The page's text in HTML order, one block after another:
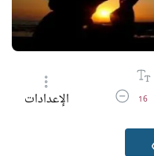
حجم الخط
16 تقليل حجم الخطالإعدادات